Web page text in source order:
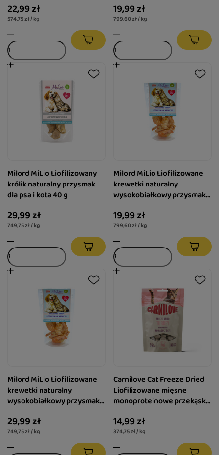
22,99 zł
574,75 zł / kg
19,99 zł
799,60 zł / kg
Milord MiLio Liofilizowany
królik naturalny przysmak
dla psa i kota 40 g
29,99 zł
749,75 zł / kg
Milord MiLio Liofilizowane
krewetki naturalny
wysokobiałkowy przysmak
19,99 zł
799,60 zł / kg
Milord MiLio Liofilizowane
krewetki naturalny
wysokobiałkowy przysmak
29,99 zł
749,75 zł / kg
Carnilove Cat Freeze Dried
Liofilizowane mięsne
monoproteinowe przekąski
14,99 zł
374,75 zł / kg